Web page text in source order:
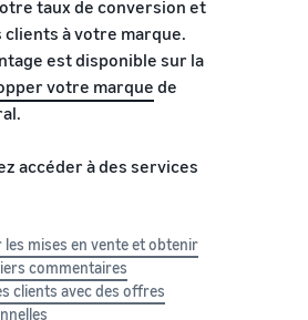
taux de conversion et
à votre marque.
est disponible sur la
votre marque de
accéder à des services
les mises en vente et obtenir
commentaires
clients avec des offres